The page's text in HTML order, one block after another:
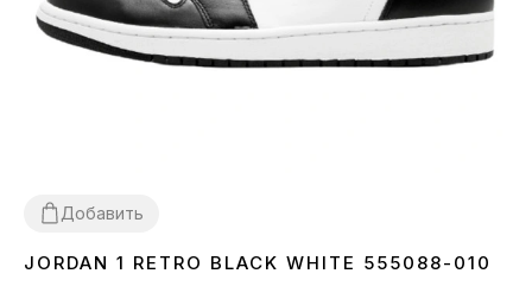
Добавить
36384142 4344 45
JORDAN 1 RETRO BLACK WHITE 555088-010